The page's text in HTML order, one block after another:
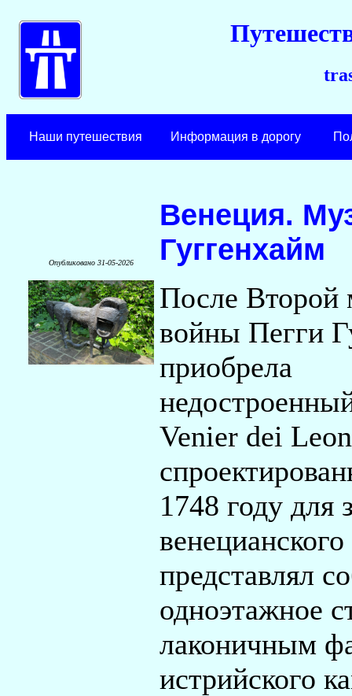
Наши путешествия Информация в дорогу
Опубликовано 31-05-2026
Венеция.
Гуггенхайм
После Второй
войны Пегги
приобрела
Venier dei
1748 году для
представлял
одноэтажное
лаконичным
истрийского